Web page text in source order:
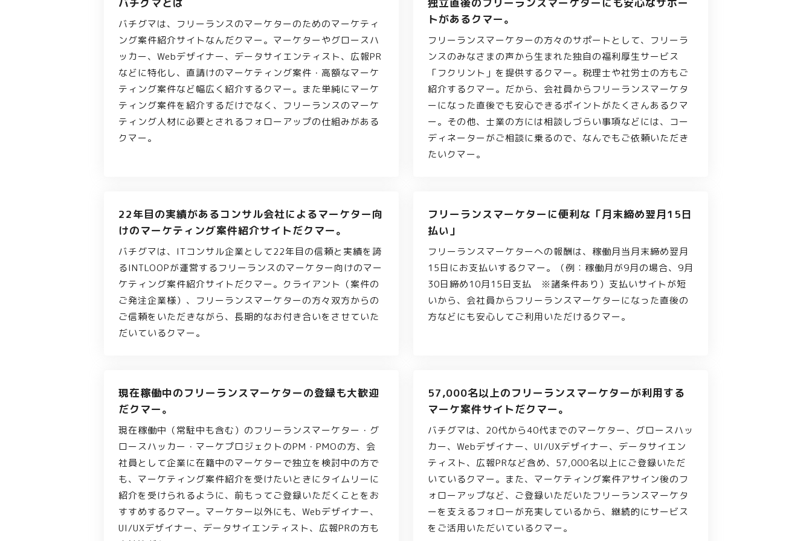
バチグマとは
バチグマは、フリーランスのマーケターのためのマーケティ
ング案件紹介サイトなんだクマー。マーケターやグロースハ
ッカー、Webデザイナー、データサイエンティスト、広報PR
などに特化し、直請けのマーケティング案件・高額なマーケ
ティング案件など幅広く紹介するクマー。また単純にマーケ
ティング案件を紹介するだけでなく、フリーランスのマーケ
ティング人材に必要とされるフォローアップの仕組みがある
クマー。
独立直後のフリーランスマーケターにも安心なサポー
トがあるクマー。
フリーランスマーケターの方々のサポートとして、フリーラ
ンスのみなさまの声から生まれた独自の福利厚生サービス
「フクリント」を提供するクマー。税理士や社労士の方もご
紹介するクマー。だから、会社員からフリーランスマーケタ
ーになった直後でも安心できるポイントがたくさんあるクマ
ー。その他、士業の方には相談しづらい事項などには、コー
ディネーターがご相談に乗るので、なんでもご依頼いただき
たいクマー。
22年目の実績があるコンサル会社によるマーケター向
けのマーケティング案件紹介サイトだクマー。
バチグマは、ITコンサル企業として22年目の信頼と実績を誇
るINTLOOPが運営するフリーランスのマーケター向けのマー
ケティング案件紹介サイトだクマー。クライアント（案件の
ご発注企業様）、フリーランスマーケターの方々双方からの
ご信頼をいただきながら、長期的なお付き合いをさせていた
だいているクマー。
フリーランスマーケターに便利な「月末締め翌月15日
払い」
フリーランスマーケターへの報酬は、稼働月当月末締め翌月
15日にお支払いするクマー。（例：稼働月が9月の場合、9月
30日締め10月15日支払 ※諸条件あり）支払いサイトが短
いから、会社員からフリーランスマーケターになった直後の
方などにも安心してご利用いただけるクマー。
現在稼働中のフリーランスマーケターの登録も大歓迎
だクマー。
現在稼働中（常駐中も含む）のフリーランスマーケター・グ
ロースハッカー・マーケプロジェクトのPM・PMOの方、会
社員として企業に在籍中のマーケターで独立を検討中の方で
も、マーケティング案件紹介を受けたいときにタイムリーに
紹介を受けられるように、前もってご登録いただくことをお
すすめするクマー。マーケター以外にも、Webデザイナー、
UI/UXデザイナー、データサイエンティスト、広報PRの方も
57,000名以上のフリーランスマーケターが利用する
マーケ案件サイトだクマー。
バチグマは、20代から40代までのマーケター、グロースハッ
カー、Webデザイナー、UI/UXデザイナー、データサイエン
ティスト、広報PRなど含め、57,000名以上にご登録いただ
いているクマー。また、マーケティング案件アサイン後のフ
ォローアップなど、ご登録いただいたフリーランスマーケタ
ーを支えるフォローが充実しているから、継続的にサービス
をご活用いただいているクマー。